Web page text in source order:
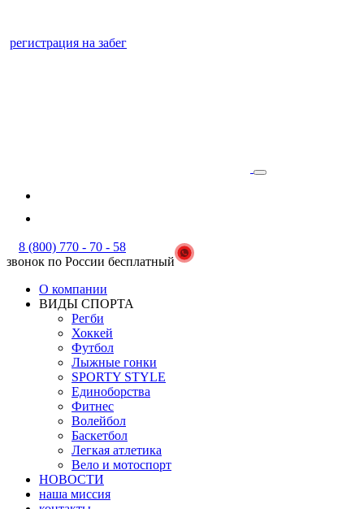
регистрация на забег
8 (800) 770 - 70 - 58
звонок по России бесплатный
О компании
ВИДЫ СПОРТА
Регби
Хоккей
Футбол
Лыжные гонки
SPORTY STYLE
Единоборства
Фитнес
Волейбол
Баскетбол
Легкая атлетика
Вело и мотоспорт
НОВОСТИ
наша миссия